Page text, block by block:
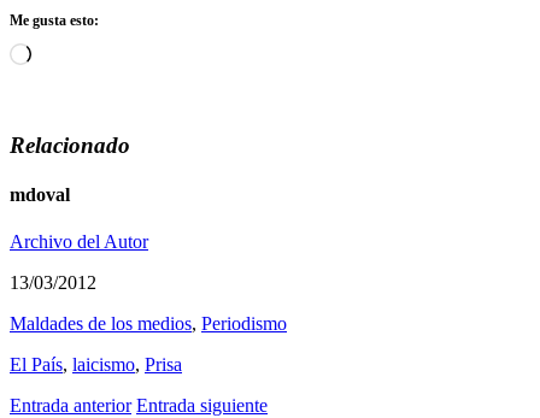
Me gusta esto:
Cargando...
Relacionado
mdoval
Archivo del Autor
13/03/2012
Maldades de los medios, Periodismo
El País, laicismo, Prisa
Entrada anterior Entrada siguiente